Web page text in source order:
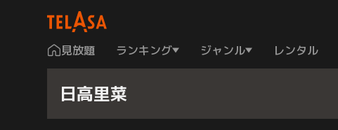
見放題 ランキング ジャンル レンタル
日高里菜